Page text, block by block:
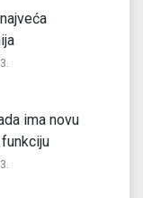
ima novu